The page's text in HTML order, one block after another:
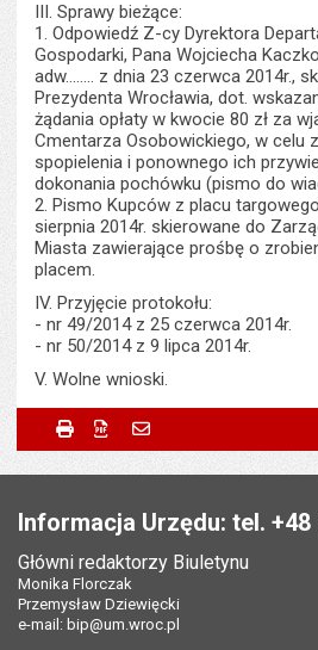
III. Sprawy bieżące:
1. Odpowiedź Z-cy Dyrektora
Gospodarki, Pana Wojciecha
adw........ z dnia 23 czerwca 2014r.,
Prezydenta Wrocławia, dot.
żądania opłaty w kwocie 80 zł za
Cmentarza Osobowickiego, w celu
spopielenia i ponownego ich
dokonania pochówku (pismo do
2. Pismo Kupców z placu
sierpnia 2014r. skierowane do
Miasta zawierające prośbę o
placem.
IV. Przyjęcie protokołu:
- nr 49/2014 z 25 czerwca 2014r.
- nr 50/2014 z 9 lipca 2014r.
V. Wolne wnioski.
Metryczka
Podmiot udostępniający:
Opublikował w BIP:
Data opublikowania:
Powiadom znajomego
Powiadom znajomego
Twoje imię i nazwisko
Twój adres e-mail Pole
Tytuł e-mailaPole wymagane
*
Adres e-mail znajomego
Drukuj Zapisz do PDF
Informacja Urzędu: tel. +48
Główni redaktorzy Biuletynu
Monika Florczak
Przemysław Dziewięcki
e-mail: bip@um.wroc.pl